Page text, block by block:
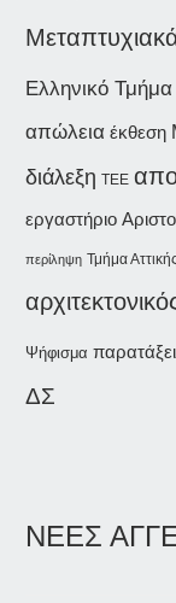
Ελληνικό
απώλεια έκθεση
διάλεξη ΤΕΕ
εργαστήριο
περίληψη Τμήμα Αττικής
Ψήφισμα
ΔΣ
ΝΕΕΣ